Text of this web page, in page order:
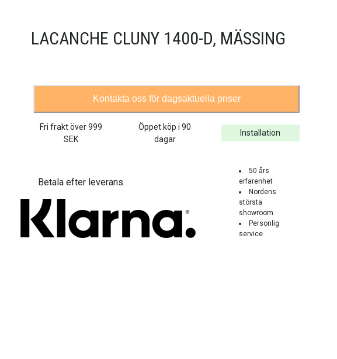
LACANCHE CLUNY 1400-D, MÄSSING
Kontakta oss för dagsaktuella priser
Fri frakt över999
SEK
Öppet köp i 90
dagar
Installation
Betala efter leverans.
50 års
erfarenhet
Nordens
största
showroom
Personlig
service